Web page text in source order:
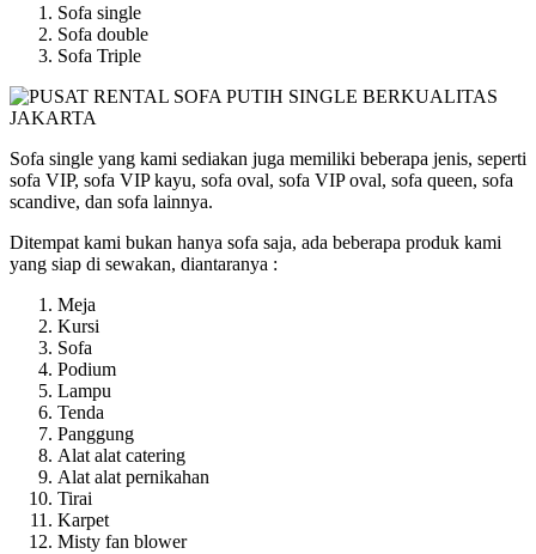
Sofa single
Sofa double
Sofa Triple
Sofa single yang kami sediakan juga memiliki beberapa jenis, seperti
sofa VIP, sofa VIP kayu, sofa oval, sofa VIP oval, sofa queen, sofa
scandive, dan sofa lainnya.
Ditempat kami bukan hanya sofa saja, ada beberapa produk kami
yang siap di sewakan, diantaranya :
Meja
Kursi
Sofa
Podium
Lampu
Tenda
Panggung
Alat alat catering
Alat alat pernikahan
Tirai
Karpet
Misty fan blower